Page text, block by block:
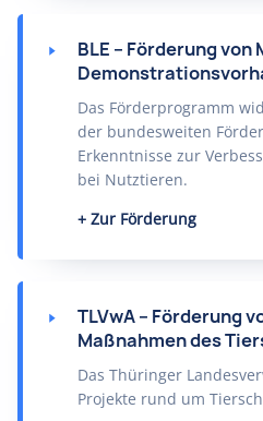
BLE – Förderung von
Das Förderprogramm
der bundesweiten
Erkenntnisse zur
bei Nutztieren.
Zur Förderung
TLVwA – Förderung
Maßnahmen des
Das Thüringer
Projekte rund um